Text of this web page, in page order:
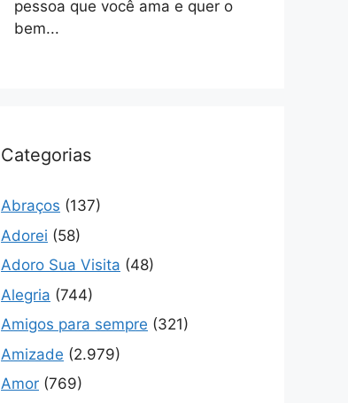
pessoa que você ama e quer o
bem...
Categorias
Abraços (137)
Adorei (58)
Adoro Sua Visita (48)
Alegria (744)
Amigos para sempre (321)
Amizade (2.979)
Amor (769)